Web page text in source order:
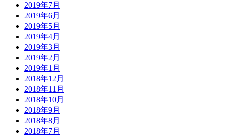
2019年7月
2019年6月
2019年5月
2019年4月
2019年3月
2019年2月
2019年1月
2018年12月
2018年11月
2018年10月
2018年9月
2018年8月
2018年7月